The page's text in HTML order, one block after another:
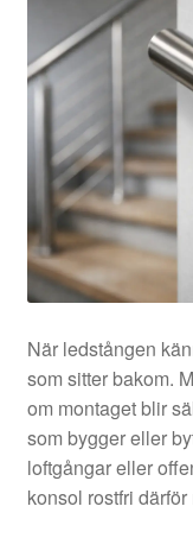
När ledstången
som sitter bakom.
om montaget blir
som bygger eller
loftgångar eller
konsol rostfri